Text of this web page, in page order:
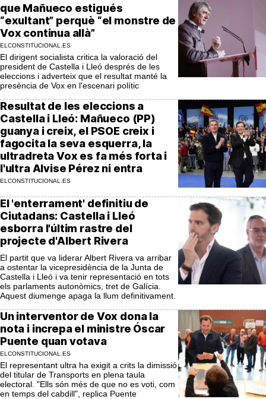
que Mañueco estigués
“exultant” perquè “el monstre de
Vox continua allà”
ELCONSTITUCIONAL.ES
El dirigent socialista critica la valoració del
president de Castella i Lleó després de les
eleccions i adverteix que el resultat manté la
presència de Vox en l'escenari polític
Resultat de les eleccions a
Castella i Lleó: Mañueco (PP)
guanya i creix, el PSOE creix i
fagocita la seva esquerra, la
ultradreta Vox es fa més forta i
l'ultra Alvise Pérez ni entra
ELCONSTITUCIONAL.ES
El 'enterrament' definitiu de
Ciutadans: Castella i Lleó
esborra l'últim rastre del
projecte d'Albert Rivera
El partit que va liderar Albert Rivera va arribar
a ostentar la vicepresidència de la Junta de
Castella i Lleó i va tenir representació en tots
els parlaments autonòmics, tret de Galícia.
Aquest diumenge apaga la llum definitivament.
Un interventor de Vox dona la
nota i increpa el ministre Óscar
Puente quan votava
ELCONSTITUCIONAL.ES
El representant ultra ha exigit a crits la dimissió
del titular de Transports en plena taula
electoral. "Ells són més de que no es voti, com
en temps del cabdill", replica Puente